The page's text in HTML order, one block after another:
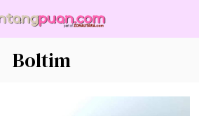
Boltim